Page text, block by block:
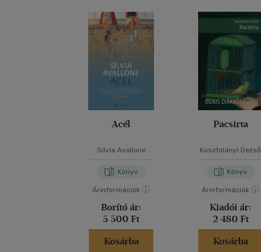
Acél
Silvia Avallone
Könyv
Árinformációk
Borító ár:
5 500 Ft
Kosárba
Pacsirta
Kosztolányi Dezső
Könyv
Árinformációk
Kiadói ár:
2 480 Ft
Kosárba